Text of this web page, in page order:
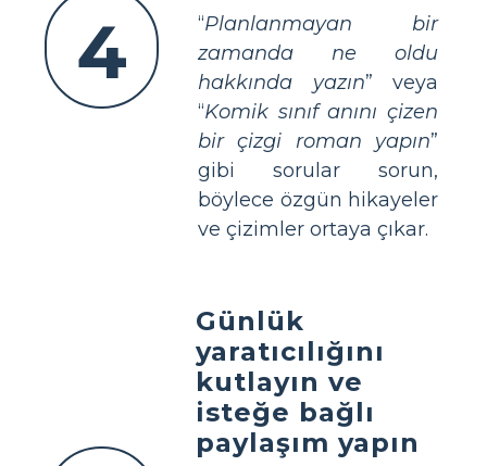
4 “Planlanmayan bir
zamanda ne oldu
hakkında yazın” veya
“Komik sınıf anını çizen
bir çizgi roman yapın”
gibi sorular sorun,
böylece özgün hikayeler
ve çizimler ortaya çıkar.
Günlük
yaratıcılığını
kutlayın ve
isteğe bağlı
paylaşım yapın